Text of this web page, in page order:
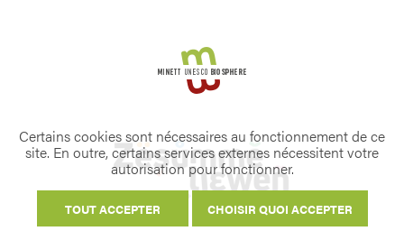
Certains cookies sont nécessaires au fonctionnement de ce
site. En outre, certains services externes nécessitent votre
autorisation pour fonctionner.
TOUT ACCEPTER CHOISIR QUOI ACCEPTER